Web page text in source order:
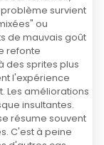
survient
ou
de mauvais goût
refonte
des sprites plus
l'expérience
Les améliorations
insultantes.
résume souvent
C'est à peine